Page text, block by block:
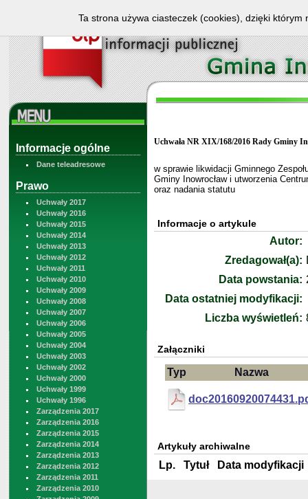
Informacje ogólne
Dane teleadresowe
Prawo
Uchwały 2017
Uchwały 2016
Uchwały 2015
Uchwały 2014
Uchwały 2013
Uchwały 2012
Uchwały 2011
Uchwały 2010
Uchwały 2009
Uchwały 2008
Uchwały 2007
Uchwały 2006
Uchwały 2005
Uchwały 2004
Uchwały 2003
Uchwały 2002
Uchwały 2000
Uchwały 1999
Uchwały 1996
Zarządzenia 2017
Zarządzenia 2016
Zarządzenia 2015
Zarządzenia 2014
Zarządzenia 2013
Zarządzenia 2012
Zarządzenia 2011
Zarządzenia 2010
Uchwała NR XIX/168/2016 Rady Gminy
w sprawie likwidacji Gminnego
Gminy Inowrocław i utworzenia
oraz nadania statutu
Informacje o artykule
Autor:
Zredagował(a):
Data powstania:
Data ostatniej modyfikacji:
Liczba wyświetleń:
Załączniki
Typ Nazwa
Artykuły archiwalne
Lp. Tytuł Data modyfikacji
Ta strona używa ciasteczek (cookies), dzięki którym